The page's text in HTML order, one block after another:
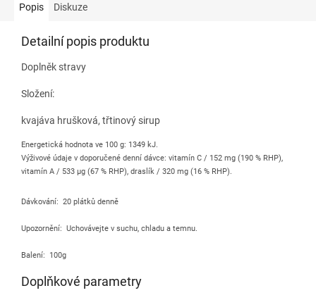
Popis Diskuze
Detailní popis produktu
Doplněk stravy
Složení:
kvajáva hrušková, třtinový sirup
Energetická hodnota ve 100 g: 1349 kJ.
Výživové údaje v doporučené denní dávce: vitamín C / 152 mg (190 % RHP),
vitamín A / 533 µg (67 % RHP), draslík / 320 mg (16 % RHP).
Dávkování: 20 plátků denně
Upozornění: Uchovávejte v suchu, chladu a temnu.
Balení: 100g
Doplňkové parametry